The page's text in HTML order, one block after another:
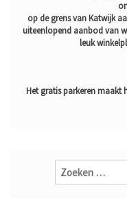
op de grens van Katwijk
uiteenlopend aanbod van
leuk
Het gratis parkeren maakt
Zoeken
naar: